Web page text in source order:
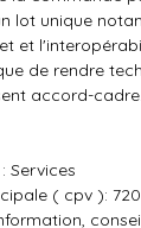
lot unique
et
de rendre
accord-cadre.
Services
( cpv ):